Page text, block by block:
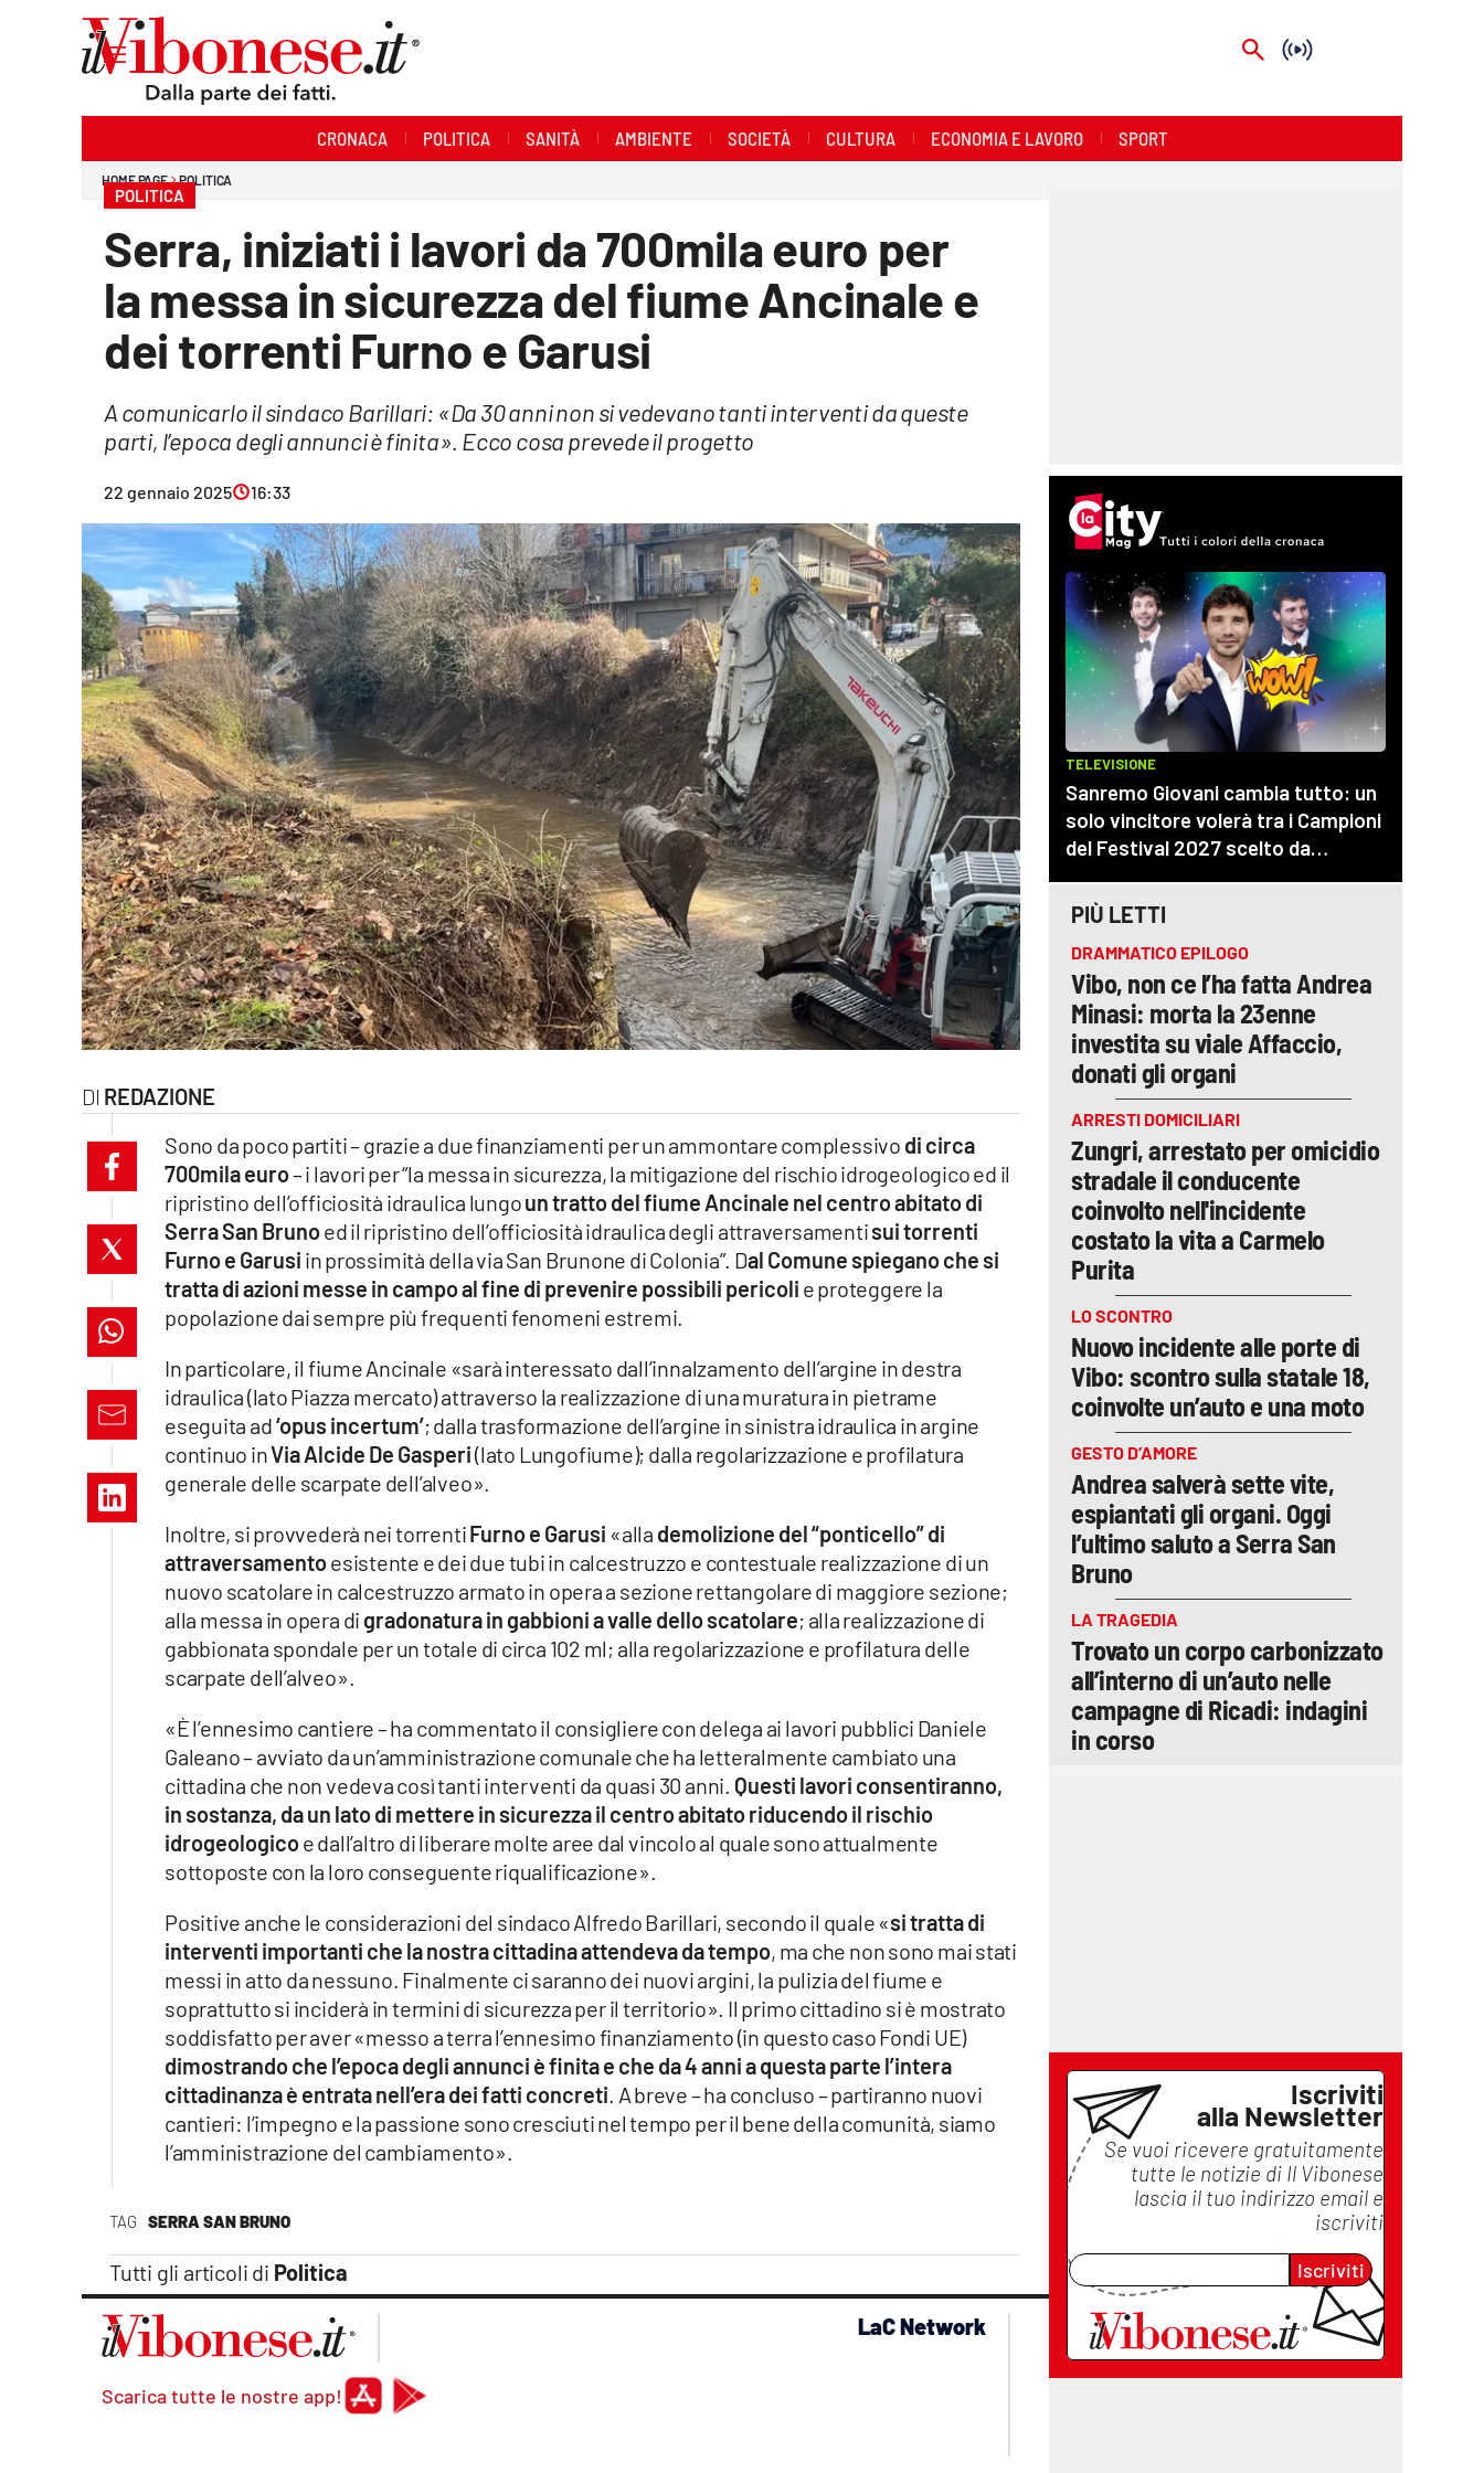
Streaming
Lac Network
ilvibonese.it
catanzarochannel.it
lacapitalenews.it
Vai
CRONACA POLITICA SANITÀ AMBIENTE SOCIETÀ CULTURA ECONOMIA E LAVORO SPORT
HOME PAGE POLITICA
POLITICA
Serra, iniziati i lavori da 700mila euro per
la messa in sicurezza del fiume Ancinale e
dei torrenti Furno e Garusi
A comunicarlo il sindaco Barillari: «Da 30 anni non si vedevano tanti interventi da queste
parti, l’epoca degli annunci è finita». Ecco cosa prevede il progetto
22 gennaio 2025 16:33
REDAZIONE
TAG SERRA SAN BRUNO
Tutti gli articoli di Politica
Sono da poco partiti – grazie a due finanziamenti per un ammontare complessivo di circa
700mila euro– i lavori per “la messa in sicurezza, la mitigazione del rischio idrogeologico ed il
ripristino dell’officiosità idraulica lungoun tratto del fiume Ancinale nel centro abitato di
Serra San Brunoed il ripristino dell’officiosità idraulica degli attraversamentisui torrenti
Furno e Garusi in prossimità della via San Brunone di Colonia”. Dal Comune spiegano che si
tratta di azioni messe in campo al fine di prevenire possibili pericoli e proteggere la
popolazione dai sempre più frequenti fenomeni estremi.
In particolare, il fiume Ancinale «sarà interessato dall’innalzamento dell’argine in destra
idraulica (lato Piazza mercato) attraverso la realizzazione di una muratura in pietrame
eseguita ad‘opus incertum’; dalla trasformazione dell’argine in sinistra idraulica in argine
continuo inVia Alcide De Gasperi(lato Lungofiume); dalla regolarizzazione e profilatura
generale delle scarpate dell’alveo».
Inoltre, si provvederà nei torrentiFurno e Garusi «alla demolizione del “ponticello” di
attraversamentoesistente e dei due tubi in calcestruzzo e contestuale realizzazione di un
nuovo scatolare in calcestruzzo armato in opera a sezione rettangolare di maggiore sezione;
alla messa in opera di gradonatura in gabbioni a valle dello scatolare; alla realizzazione di
gabbionata spondale per un totale di circa 102 ml; alla regolarizzazione e profilatura delle
scarpate dell’alveo».
«È l’ennesimo cantiere – ha commentato il consigliere con delega ai lavori pubblici Daniele
Galeano – avviato da un’amministrazione comunale che ha letteralmente cambiato una
cittadina che non vedeva così tanti interventi da quasi 30 anni. Questi lavori consentiranno,
in sostanza, da un lato di mettere in sicurezza il centro abitato riducendo il rischio
idrogeologicoe dall’altro di liberare molte aree dal vincolo al quale sono attualmente
sottoposte con la loro conseguente riqualificazione».
Positive anche le considerazioni del sindaco Alfredo Barillari, secondo il quale «si tratta di
interventi importanti che la nostra cittadina attendeva da tempo, ma che non sono mai stati
messi in atto da nessuno. Finalmente ci saranno dei nuovi argini, la pulizia del fiume e
soprattutto si inciderà in termini di sicurezza per il territorio». Il primo cittadino si è mostrato
soddisfatto per aver «messo a terra l’ennesimo finanziamento (in questo caso Fondi UE)
dimostrando che l’epoca degli annunci è finita e che da 4 anni a questa parte l’intera
cittadinanza è entrata nell’era dei fatti concreti. A breve – ha concluso – partiranno nuovi
cantieri: l’impegno e la passione sono cresciuti nel tempo per il bene della comunità, siamo
l’amministrazione del cambiamento».
PIÙ LETTI
DRAMMATICO EPILOGO
Vibo, non ce l’ha fatta Andrea
Minasi: morta la 23enne
investita su viale Affaccio,
donati gli organi
ARRESTI DOMICILIARI
Zungri, arrestato per omicidio
stradale il conducente
coinvolto nell'incidente
costato la vita a Carmelo
Purita
LO SCONTRO
Nuovo incidente alle porte di
Vibo: scontro sulla statale 18,
coinvolte un’auto e una moto
GESTO D’AMORE
Andrea salverà sette vite,
espiantati gli organi. Oggi
l’ultimo saluto a Serra San
Bruno
LA TRAGEDIA
Trovato un corpo carbonizzato
all’interno di un’auto nelle
campagne di Ricadi: indagini
in corso
Iscriviti
alla Newsletter
Se vuoi ricevere gratuitamente
tutte le notizie di Il Vibonese
lascia il tuo indirizzo email e
iscriviti
Iscriviti
Scarica tutte le nostre app!
LaC Network
lacplay.it
lactv.it
laconair.it
lacitymag.it
lacapitalenews.it
ilreggino.it